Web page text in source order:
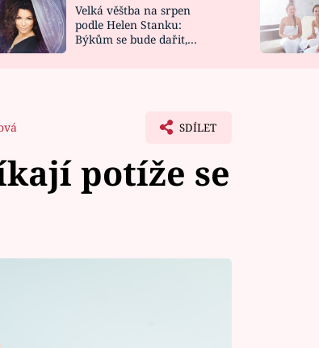
NOVINKY
VIDEORECEPTY
DESIGN
Velká věštba na srpen
podle Helen Stanku:
Býkům se bude dařit,
SDÍLET
potíže se